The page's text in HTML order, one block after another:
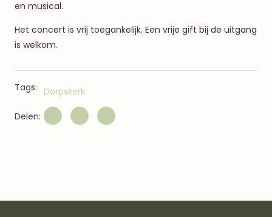
en musical.
Het concert is vrij toegankelijk. Een vrije gift bij de uitgang
is welkom.
Tags: Dorpskerk
Delen: